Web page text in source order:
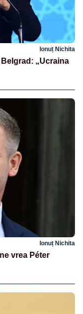
Ionuț Nichita
„Ucraina
Ionuț Nichita
vrea Péter